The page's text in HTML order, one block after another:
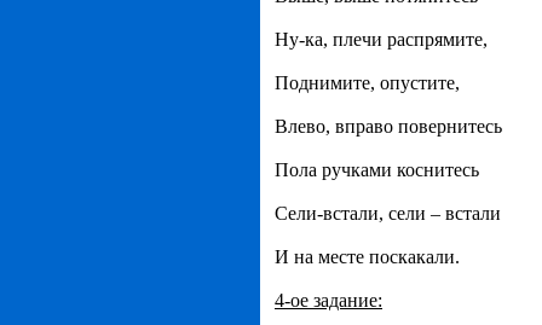
Ну-ка, плечи распрямите,
Поднимите, опустите,
Влево, вправо повернитесь
Пола ручками коснитесь
Сели-встали, сели – встали
И на месте поскакали.
4-ое задание: